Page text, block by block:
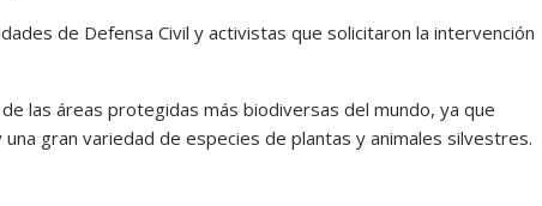
de Defensa Civil y activistas que solicitaron la intervención
las áreas protegidas más biodiversas del mundo, ya que
gran variedad de especies de plantas y animales silvestres.